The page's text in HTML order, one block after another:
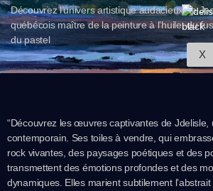
X
Découvrez l’univers artistique audacieux de
québécois maître de la peinture à l’huile, du
du pastel
“Découvrez les œuvres captivantes de Jdelisle,
contemporain. Ses toiles à vendre, qui
rock vivantes, des paysages poétiques et des
transmettent des émotions profondes et des
dynamiques. Elles marient subtilement